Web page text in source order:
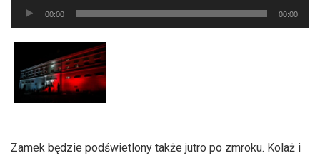
Odtwarzacz
plików
dźwiękowych
00:00 00:00
Zamek będzie podświetlony także jutro po zmroku. Kolaż i